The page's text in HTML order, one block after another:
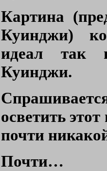
Картина
Куинджи)
идеал так
Куинджи.
осветить
почти
Почти…